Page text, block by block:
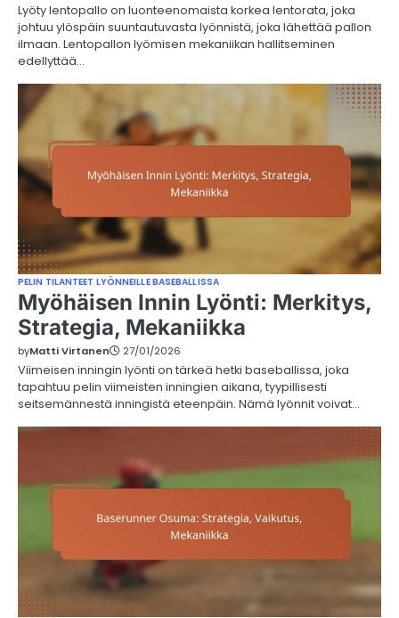
Lyöty lentopallo on luonteenomaista korkea lentorata, joka
johtuu ylöspäin suuntautuvasta lyönnistä, joka lähettää pallon
ilmaan. Lentopallon lyömisen mekaniikan hallitseminen
edellyttää…
PELIN TILANTEET LYÖNNEILLE BASEBALLISSA
Myöhäisen Innin Lyönti: Merkitys,
Strategia, Mekaniikka
byMatti Virtanen 27/01/2026
Viimeisen inningin lyönti on tärkeä hetki baseballissa, joka
tapahtuu pelin viimeisten inningien aikana, tyypillisesti
seitsemännestä inningistä eteenpäin. Nämä lyönnit voivat…